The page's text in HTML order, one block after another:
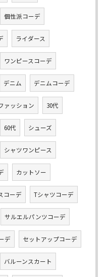
個性派コーデ
ライダース
ワンピースコーデ
デニム デニムコーデ
ァッション 30代
60代 シューズ
シャツワンピース
カットソー
コーデ Tシャツコーデ
サルエルパンツコーデ
デ セットアップコーデ
バルーンスカート